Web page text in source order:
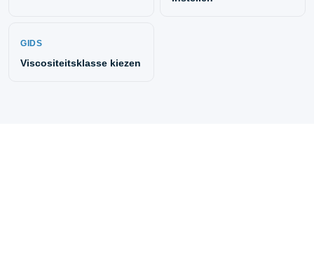
GIDS
Viscositeitsklasse kiezen